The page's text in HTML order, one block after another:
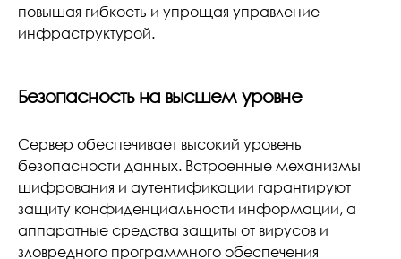
повышая гибкость и упрощая управление
инфраструктурой.
Безопасность на высшем уровне
Сервер обеспечивает высокий уровень
безопасности данных. Встроенные механизмы
шифрования и аутентификации гарантируют
защиту конфиденциальности информации, а
аппаратные средства защиты от вирусов и
зловредного программного обеспечения